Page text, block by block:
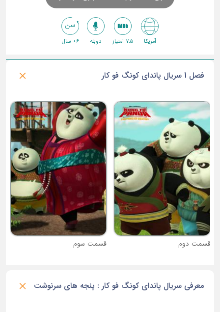
آمریکا 7.5 امتیاز دوبله 6+ سال
فصل 1 سریال پاندای کونگ فو کار
قسمت دوم قسمت سوم
معرفی سریال پاندای کونگ فو کار : پنجه های سرنوشت